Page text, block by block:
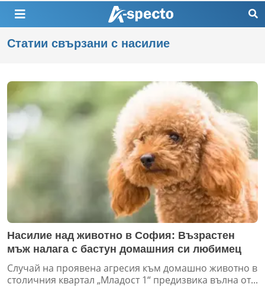
Статии свързани с насилие
Насилие над животно в София: Възрастен
мъж налага с бастун домашния си любимец
Случай на проявена агресия към домашно животно в
столичния квартал „Младост 1“ предизвика вълна от...